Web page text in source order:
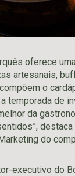
oferece
artesanais,
o
temporada de
da
do
executivo do